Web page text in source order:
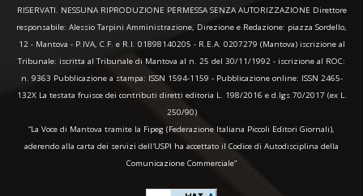
RISERVATI. NESSUNA RIPRODUZIONE PERMESSA SENZA AUTORIZZAZIONE Direttore
responsabile: Alessio Tarpini Amministrazione, Direzione e Redazione: piazza Sordello,
12 - Mantova - P.IVA, C.F. e R.I. 01898140205 - R.E.A. 0207279 (Mantova) iscrizione al
Tribunale: iscritta al Tribunale di Mantova al n. 25 del 30/11/1992 - iscrizione al ROC:
n. 9363 Pubblicazione a stampa: ISSN 1594-1159 - Pubblicazione online: ISSN 2465-
132X La testata fruisce dei contributi diretti editoria L. 198/2016 e d.lgs 70/2017 (ex L.
250/90)
“La Voce di Mantova tramite la Fipeg (Federazione Italiana Piccoli Editori Giornali),
aderendo alla carta dei servizi dell'USPI ha accettato il Codice di Autodisciplina della
Comunicazione Commerciale"